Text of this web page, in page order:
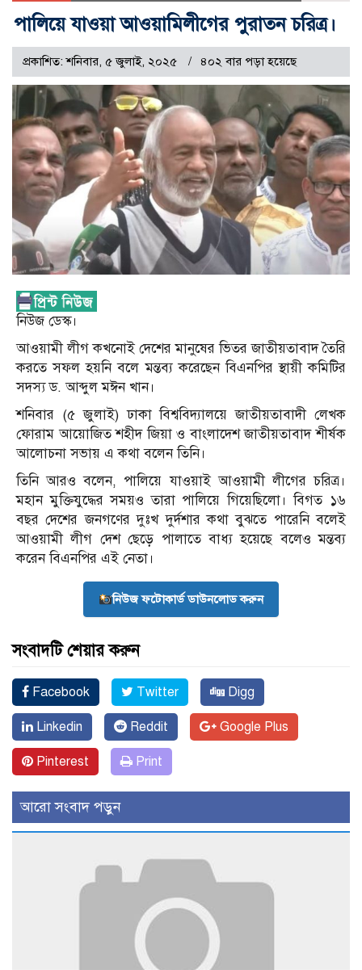
পালিয়ে যাওয়া আওয়ামিলীগের পুরাতন চরিত্র।
প্রকাশিত: শনিবার, ৫ জুলাই, ২০২৫ ৪০২ বার পড়া হয়েছে
নিউজ ডেস্ক।
আওয়ামী লীগ কখনোই দেশের মানুষের ভিতর জাতীয়তাবাদ তৈরি
করতে সফল হয়নি বলে মন্তব্য করেছেন বিএনপির স্থায়ী কমিটির
সদস্য ড. আব্দুল মঈন খান।
শনিবার (৫ জুলাই) ঢাকা বিশ্ববিদ্যালয়ে জাতীয়তাবাদী লেখক
ফোরাম আয়োজিত শহীদ জিয়া ও বাংলাদেশ জাতীয়তাবাদ শীর্ষক
আলোচনা সভায় এ কথা বলেন তিনি।
তিনি আরও বলেন, পালিয়ে যাওয়াই আওয়ামী লীগের চরিত্র।
মহান মুক্তিযুদ্ধের সময়ও তারা পালিয়ে গিয়েছিলো। বিগত ১৬
বছর দেশের জনগণের দুঃখ দুর্দশার কথা বুঝতে পারেনি বলেই
আওয়ামী লীগ দেশ ছেড়ে পালাতে বাধ্য হয়েছে বলেও মন্তব্য
করেন বিএনপির এই নেতা।
নিউজ ফটোকার্ড ডাউনলোড করুন
সংবাদটি শেয়ার করুন
Facebook Twitter Digg
Linkedin Reddit Google Plus
Pinterest Print
আরো সংবাদ পড়ুন